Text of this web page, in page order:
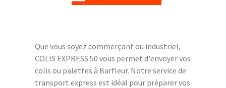
Que vous soyez commerçant ou industriel,
COLIS EXPRESS 50 vous permet d'envoyer vos
colis ou palettes à Barfleur. Notre service de
transport express est idéal pour préparer vos